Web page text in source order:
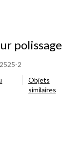
polissage
2
Objets
similaires